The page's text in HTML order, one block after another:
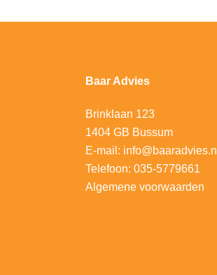
Baar Advies
Brinklaan 123
1404 GB Bussum
E-mail: info@baaradvies.nl
Telefoon: 035-5779661
Algemene voorwaarden